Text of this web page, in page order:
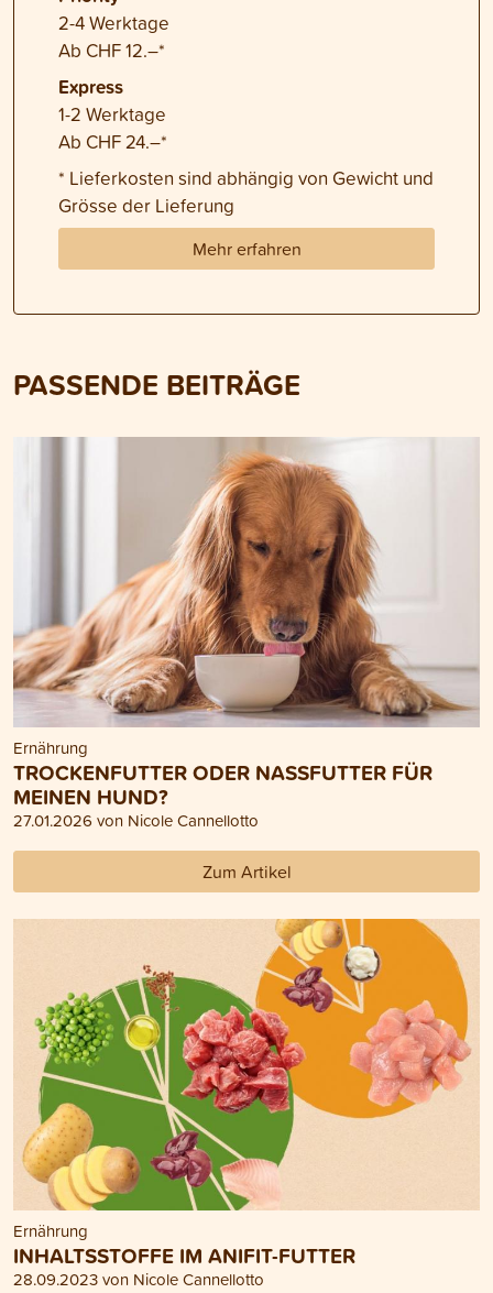
2-4 Werktage
Ab CHF 12.–*
Express
1-2 Werktage
Ab CHF 24.–*
* Lieferkosten sind abhängig von Gewicht und
Grösse der Lieferung
Mehr erfahren
PASSENDE BEITRÄGE
Ernährung
TROCKENFUTTER ODER NASSFUTTER FÜR
MEINEN HUND?
27.01.2026 von Nicole Cannellotto
Zum Artikel
Ernährung
INHALTSSTOFFE IM ANIFIT-FUTTER
28.09.2023 von Nicole Cannellotto